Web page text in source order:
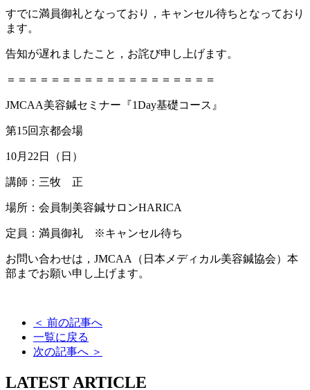
すでに満員御礼となっており，キャンセル待ちとなっており
ます。
告知が遅れましたこと，お詫び申し上げます。
＝＝＝＝＝＝＝＝＝＝＝＝＝＝＝＝＝＝＝
JMCAA美容鍼セミナー『1Day基礎コース』
第15回京都会場
10月22日（日）
講師：三牧 正
場所：会員制美容鍼サロンHARICA
定員：満員御礼 ※キャンセル待ち
お問い合わせは，JMCAA（日本メディカル美容鍼協会）本
部までお願い申し上げます。
＜ 前の記事へ
一覧に戻る
次の記事へ ＞
LATEST ARTICLE